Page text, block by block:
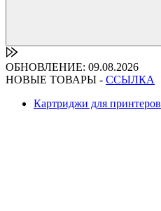
ОБНОВЛЕНИЕ: 09.08.2026
НОВЫЕ ТОВАРЫ - ССЫЛКА
Картриджи для принтеров